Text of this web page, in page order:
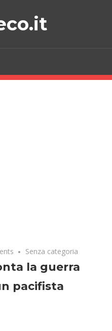
Senza categoria
la guerra
pacifista